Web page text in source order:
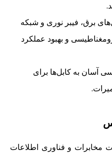
برق، فیبر نوری و شبکه
و بهبود عملکرد
آسان به کابل‌ها برای
مخابرات و فناوری اطلاعات